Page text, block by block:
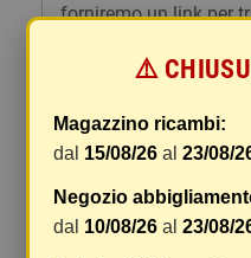
forniremo un link per
Le spese di
di gestione sono fissi,
variano a seconda del
spedizione. Vi
vostri articoli in un
⚠️
Magazzino ricambi:
dal 15/08/26 al23/08/
Negozio
dal 10/08/26 al23/08/